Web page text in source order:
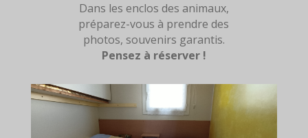
Dans les enclos des animaux,
préparez-vous à prendre des
photos, souvenirs garantis.
Pensez à réserver !